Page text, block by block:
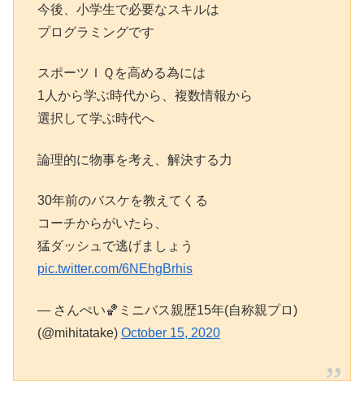
今後、小学生で必要なスキルは
プログラミングです
スポーツＩＱを高める為には
1人から学ぶ時代から、複数情報から
選択して学ぶ時代へ
論理的に物事を考え、解決する力
30年前のバスケを教えてくる
コーチからがいたら、
猛ダッシュで逃げましょう
pic.twitter.com/6NEhgBrhis
— さんぺい🏀ミニバス親歴15年(自称親プロ)
(@mihitatake) October 15, 2020